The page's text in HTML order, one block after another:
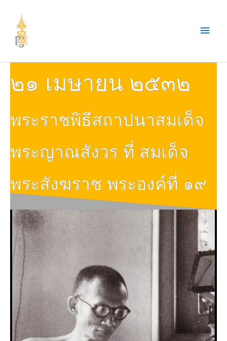
content
Main
๒๑ เมษายน ๒๕๓๒
พระราชพิธีสถาปนาสมเด็จ
พระญาณสังวร ที่ สมเด็จ
พระสังฆราช พระองค์ที่ ๑๙